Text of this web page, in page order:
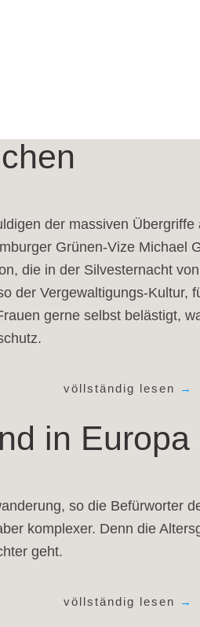
der massiven
Grünen-Vize Michael
die in der Silvesternacht
der Vergewaltigungs-
gerne selbst belästigt,
völlständig lesen →
in
so die Befürworter
komplexer. Denn die
geht.
völlständig lesen →